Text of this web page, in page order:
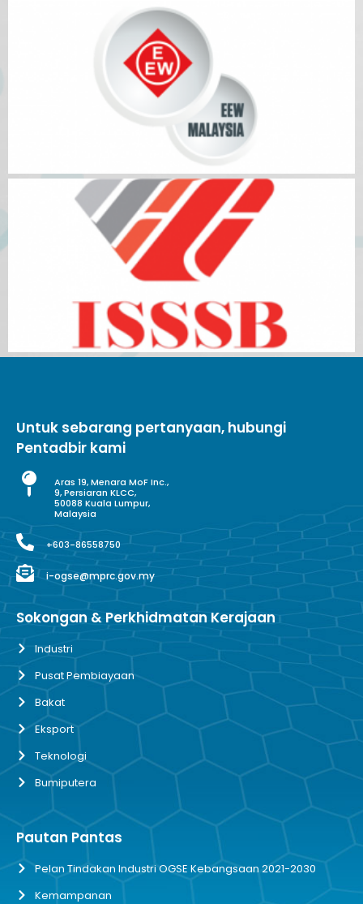
Untuk sebarang pertanyaan, hubungi
Pentadbir kami
Aras 19, Menara MoF Inc.,
9, Persiaran KLCC,
50088 Kuala Lumpur,
Malaysia
+603-86558750
i-ogse@mprc.gov.my
Sokongan & Perkhidmatan Kerajaan
Industri
Pusat Pembiayaan
Bakat
Eksport
Teknologi
Bumiputera
Pautan Pantas
Pelan Tindakan Industri OGSE Kebangsaan 2021-2030
Kemampanan